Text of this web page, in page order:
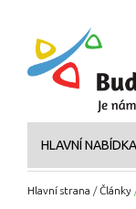
HLAVNÍ NABÍDKA
Hlavní strana /Články